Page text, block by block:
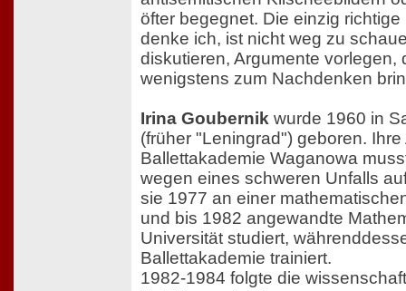
öfter begegnet. Die einzig
denke ich, ist nicht weg zu
diskutieren, Argumente vorlegen,
wenigstens zum Nachdenken
Irina Goubernik wurde 1960 in
(früher "Leningrad") geboren.
Ballettakademie Waganowa
wegen eines schweren Unfalls
sie 1977 an einer
und bis 1982 angewandte
Universität studiert,
Ballettakademie trainiert.
1982-1984 folgte die